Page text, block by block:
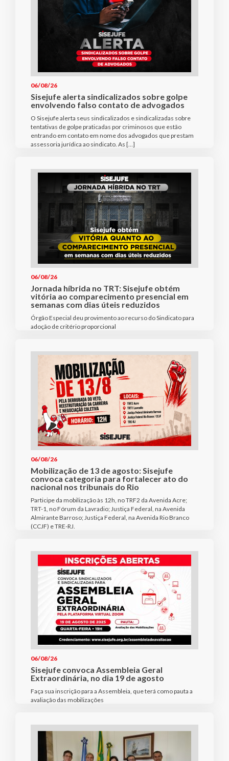
06/08/26
Sisejufe alerta sindicalizados sobre golpe
envolvendo falso contato de advogados
O Sisejufe alerta seus sindicalizados e sindicalizadas sobre
tentativas de golpe praticadas por criminosos que estão
entrando em contato em nome dos advogados que prestam
assessoria jurídica ao sindicato. As […]
06/08/26
Jornada híbrida no TRT: Sisejufe obtém
vitória ao comparecimento presencial em
semanas com dias úteis reduzidos
Órgão Especial deu provimento ao recurso do Sindicato para
adoção de critério proporcional
06/08/26
Mobilização de 13 de agosto: Sisejufe
convoca categoria para fortalecer ato do
nacional nos tribunais do Rio
Participe da mobilização às 12h, no TRF2 da Avenida Acre;
TRT-1, no Fórum da Lavradio; Justiça Federal, na Avenida
Almirante Barroso; Justiça Federal, na Avenida Rio Branco
(CCJF) e TRE-RJ.
06/08/26
Sisejufe convoca Assembleia Geral
Extraordinária, no dia 19 de agosto
Faça sua inscrição para a Assembleia, que terá como pauta a
avaliação das mobilizações